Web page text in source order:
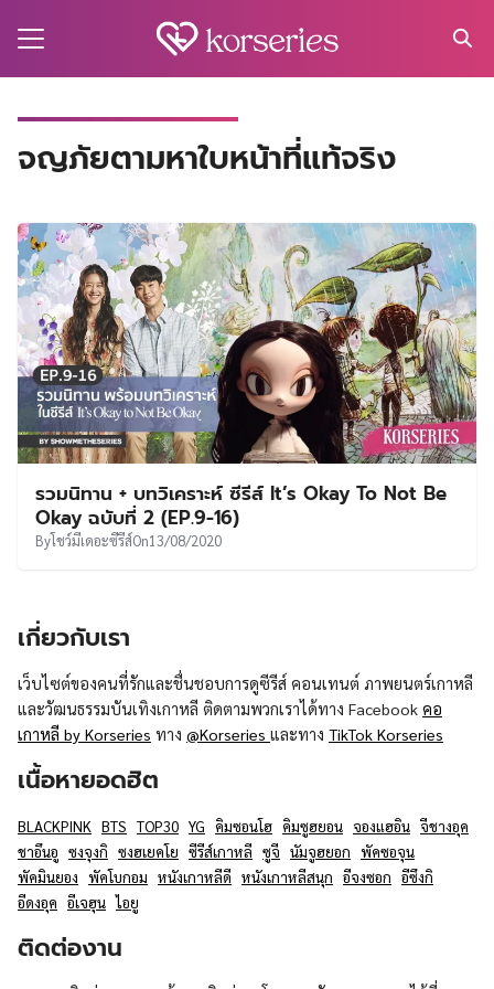
จญภัยตามหาใบหน้าที่แท้จริง
รวมนิทาน + บทวิเคราะห์ ซีรีส์ It’s Okay To Not Be
Okay ฉบับที่ 2 (EP.9-16)
Byโชว์มีเดอะซีรีส์On13/08/2020
เกี่ยวกับเรา
เว็บไซต์ของคนที่รักและชื่นชอบการดูซีรีส์ คอนเทนต์ ภาพยนตร์เกาหลี
และวัฒนธรรมบันเทิงเกาหลี ติดตามพวกเราได้ทาง Facebook คอ
เกาหลี by Korseries ทาง @Korseries และทาง TikTok Korseries
เนื้อหายอดฮิต
BLACKPINK BTS TOP30 YG คิมซอนโฮ คิมซูฮยอน จองแฮอิน จีชางอุค
ชาอึนอู ซงจุงกิ ซงฮเยคโย ซีรีส์เกาหลี ซูจี นัมจูฮยอก พัคซอจุน
พัคมินยอง พัคโบกอม หนังเกาหลีดี หนังเกาหลีสนุก อีจงซอก อีซึงกิ
อีดงอุค อีเจฮุน ไอยู
ติดต่องาน